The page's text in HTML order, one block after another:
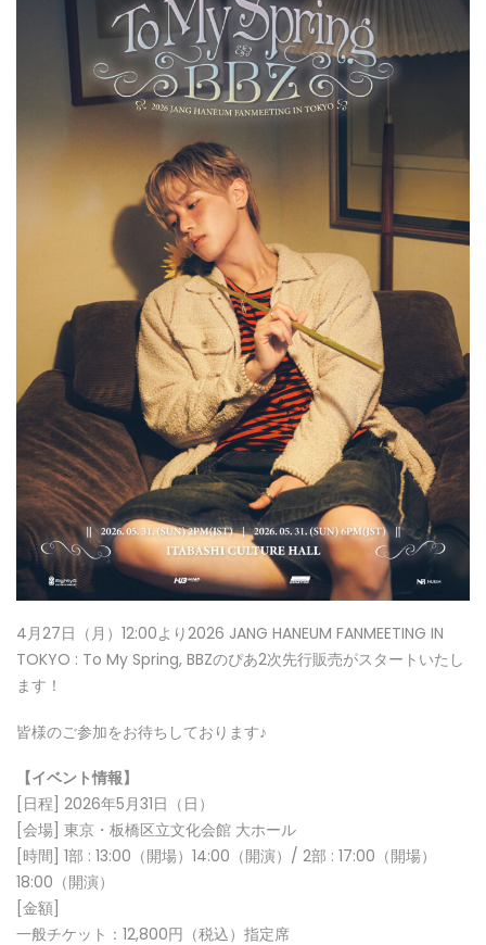
4月27日（月）12:00より2026 JANG HANEUM FANMEETING IN
TOKYO : To My Spring, BBZのぴあ2次先行販売がスタートいたし
ます！
皆様のご参加をお待ちしております♪
【イベント情報】
[日程] 2026年5月31日（日）
[会場] 東京・板橋区立文化会館 大ホール
[時間] 1部 : 13:00（開場）14:00（開演）/ 2部 : 17:00（開場）
18:00（開演）
[金額]
一般チケット：12,800円（税込）指定席